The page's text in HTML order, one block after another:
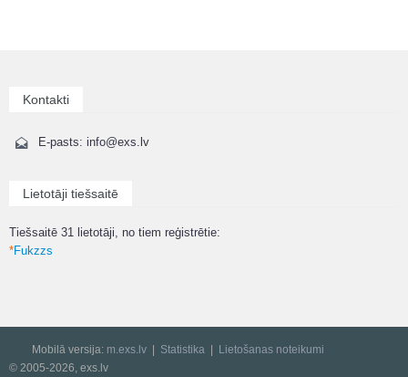
Kontakti
E-pasts: info@exs.lv
Lietotāji tiešsaitē
Tiešsaitē 31 lietotāji, no tiem reģistrētie:
*Fukzzs
Mobilā versija: m.exs.lv Statistika
Lietošanas noteikumi
© 2005-2026, exs.lv